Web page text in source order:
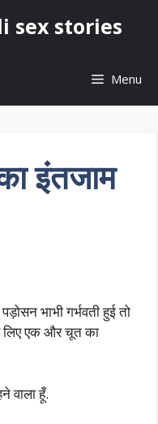
sex stories
Menu
इंतजाम
भाभी गर्भवती हुई तो
लिए एक और चूत का
वाला हूँ.